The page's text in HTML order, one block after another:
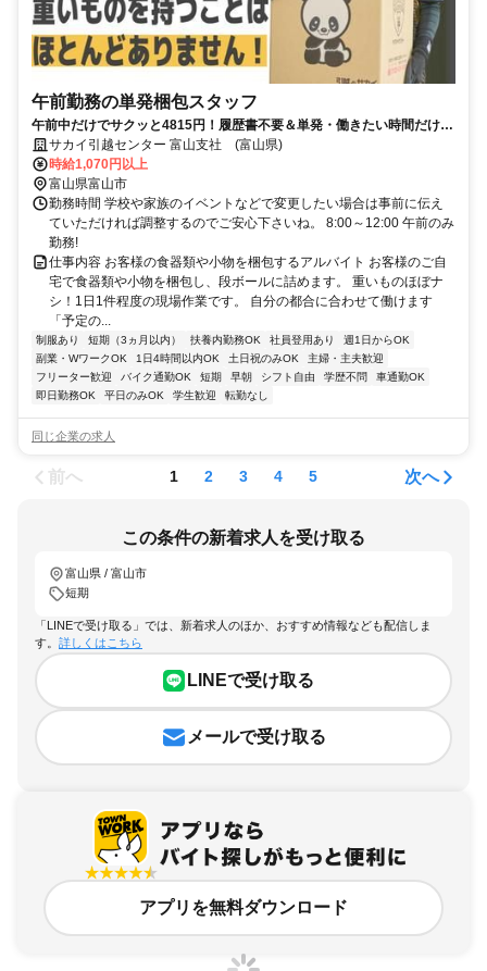
午前勤務の単発梱包スタッフ
午前中だけでサクッと4815円！履歴書不要＆単発・働きたい時間だけ
OK◎主要駅から送迎あり◎
サカイ引越センター 富山支社 (富山県)
時給1,070円以上
富山県富山市
勤務時間 学校や家族のイベントなどで変更したい場合は事前に伝え
ていただければ調整するのでご安心下さいね。 8:00～12:00 午前のみ
勤務!
仕事内容 お客様の食器類や小物を梱包するアルバイト お客様のご自
宅で食器類や小物を梱包し、段ボールに詰めます。 重いものほぼナ
シ！1日1件程度の現場作業です。 自分の都合に合わせて働けます
「予定の...
制服あり 短期（3ヵ月以内） 扶養内勤務OK 社員登用あり
週1日からOK
副業・WワークOK
1日4時間以内OK 土日祝のみOK
主婦・主夫歓迎
フリーター歓迎
バイク通勤OK 短期 早朝 シフト自由 学歴不問
車通勤OK
即日勤務OK
平日のみOK 学生歓迎 転勤なし
同じ企業の求人
前へ 1 2 3 4 5 次へ
この条件の新着求人を受け取る
富山県 / 富山市
短期
「LINEで受け取る」では、新着求人のほか、おすすめ情報なども配信しま
す。 詳しくはこちら
LINEで受け取る
メールで受け取る
アプリを無料ダウンロード